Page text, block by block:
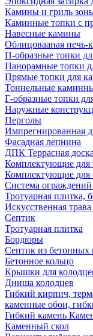
Камины и гриль
Каминные топки с
Навесные камины
Облицовааная печь-
П-образные топки
Панорамные топки
Прямые топки для
Тоннельные
Г-образные топки
Наружные
Перголы
Импрегнированная
Фасадная лепнина
ДПК Террасная доска
Комплектующие для
Комплектующие для
Система
Тротуарная плитка,
Искусственная
Септик
Тротуарная плитка
Бордюры
Септик из бетонных
Бетонное кольцо
Крышки для
Днища колодцев
Гибкий кирпич,
каменные обои,
Гибкий камень
Каменный скол